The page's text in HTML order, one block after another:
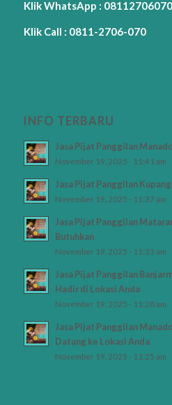
Klik WhatsApp : 08112706070
Klik Call : 0811-2706-070
INFO TERBARU
Jasa Pijat Panggilan
November 19, 2025 - 11:41 am
Jasa Pijat Panggilan
November 19, 2025 - 11:37 am
Jasa Pijat Panggilan
Butuhkan
November 19, 2025 - 11:33 am
Jasa Pijat Panggilan
Hadir di Lokasi Anda
November 19, 2025 - 11:28 am
Jasa Pijat Panggilan
Datang ke Lokasi Anda
November 19, 2025 - 11:25 am